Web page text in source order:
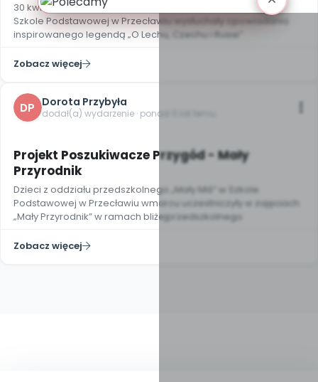
30 kwietnia dzieci z oddziału przedszkolnego „Mały Miś” w
Szkole Podstawowej w Przecławiu wysłuchały opowiadania
inspirowanego legendą „O Lechu, Czechu i Rusie”
Zobacz więcej
DP Dorota Przybyła
dodał(a) wydarzenie · ponad 11 lat temu
Projekt Poszukiwacze Przygód - Mały
Przyrodnik
Dzieci z oddziału przedszkolnego „Mały Miś” w Szkole
Podstawowej w Przecławiu wmarcu uczestniczyły w zajęciach
„Mały Przyrodnik” w ramach bliżejprzedszkolnego
Zobacz więcej